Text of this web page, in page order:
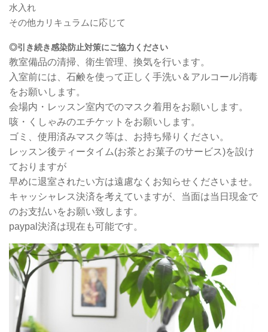
水入れ
その他カリキュラムに応じて
◎引き続き感染防止対策にご協力ください
教室備品の清掃、衛生管理、換気を行います。
入室前には、石鹸を使って正しく手洗い＆アルコール消毒
をお願いします。
会場内・レッスン室内でのマスク着用をお願いします。
咳・くしゃみのエチケットをお願いします。
ゴミ、使用済みマスク等は、お持ち帰りください。
レッスン後ティータイム(お茶とお菓子のサービス)を設け
ておりますが
早めに退室されたい方は遠慮なくお知らせくださいませ。
キャッシャレス決済を考えていますが、当面は当日現金で
のお支払いをお願い致します。
paypal決済は現在も可能です。